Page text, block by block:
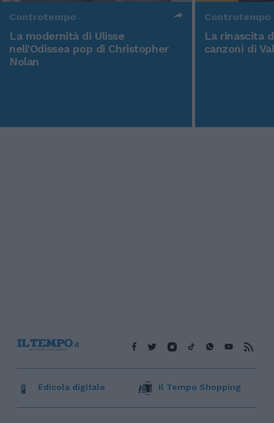
Controtempo
La modernità di Ulisse
nell'Odissea pop di Christopher
Nolan
Controtempo
La rinascita
canzoni di
Edicola digitale Il Tempo Shopping